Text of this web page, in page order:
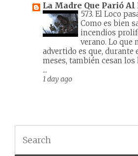
La Madre Que Parió Al
573. El Loco
Como es bien
incendios
verano. Lo que
advertido es que, durante
meses, también cesan
...
1 day ago